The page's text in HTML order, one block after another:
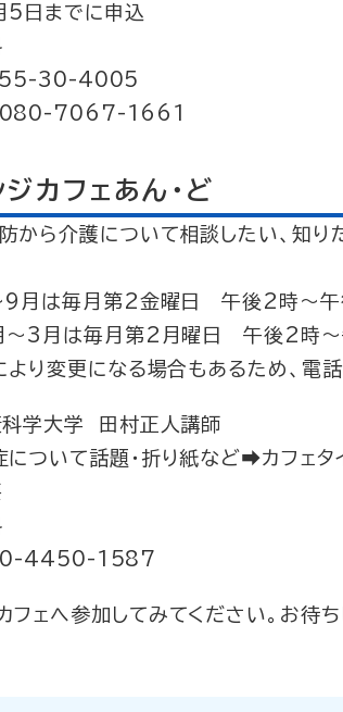
5日までに申込
30-4005
1661
ジカフェあん・ど
から介護について相談したい、知り
9月は毎月第2金曜日 午後2時～
は毎月第2月曜日 午後2時～
変更になる場合もあるため、電話
科学大学 田村正人講師
について話題・折り紙など➡カフェタ
4450-1587
フェへ参加してみてください。お待ち